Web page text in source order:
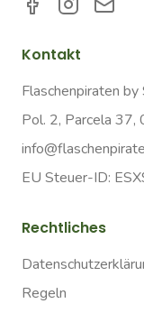
Kontakt
Flaschenpiraten
Pol. 2, Parcela
EU Steuer-ID:
Rechtliches
Regeln